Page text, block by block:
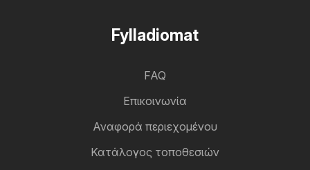
Fylladiomat
FAQ
Επικοινωνία
Αναφορά περιεχομένου
Κατάλογος τοποθεσιών